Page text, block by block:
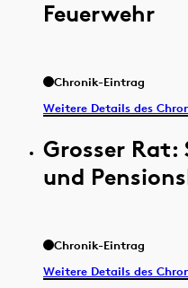
Feuerwehr
Chronik-Eintrag
Weitere Details des
Grosser Rat:
und
Chronik-Eintrag
Weitere Details des